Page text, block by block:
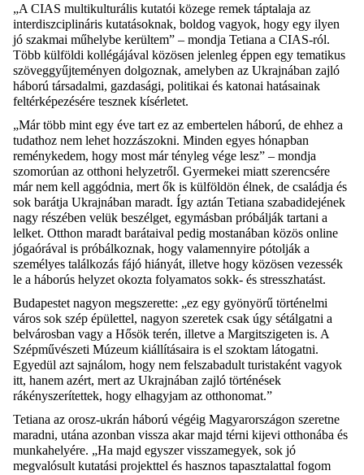
„A CIAS multikulturális kutatói közege remek táptalaja az
interdiszciplináris kutatásoknak, boldog vagyok, hogy egy ilyen
jó szakmai műhelybe kerültem” – mondja Tetiana a CIAS-ról.
Több külföldi kollégájával közösen jelenleg éppen egy tematikus
szöveggyűjteményen dolgoznak, amelyben az Ukrajnában zajló
háború társadalmi, gazdasági, politikai és katonai hatásainak
feltérképezésére tesznek kísérletet.
„Már több mint egy éve tart ez az embertelen háború, de ehhez a
tudathoz nem lehet hozzászokni. Minden egyes hónapban
reménykedem, hogy most már tényleg vége lesz” – mondja
szomorúan az otthoni helyzetről. Gyermekei miatt szerencsére
már nem kell aggódnia, mert ők is külföldön élnek, de családja és
sok barátja Ukrajnában maradt. Így aztán Tetiana szabadidejének
nagy részében velük beszélget, egymásban próbálják tartani a
lelket. Otthon maradt barátaival pedig mostanában közös online
jógaórával is próbálkoznak, hogy valamennyire pótolják a
személyes találkozás fájó hiányát, illetve hogy közösen vezessék
le a háborús helyzet okozta folyamatos sokk- és stresszhatást.
Budapestet nagyon megszerette: „ez egy gyönyörű történelmi
város sok szép épülettel, nagyon szeretek csak úgy sétálgatni a
belvárosban vagy a Hősök terén, illetve a Margitszigeten is. A
Szépművészeti Múzeum kiállításaira is el szoktam látogatni.
Egyedül azt sajnálom, hogy nem felszabadult turistaként vagyok
itt, hanem azért, mert az Ukrajnában zajló történések
rákényszerítettek, hogy elhagyjam az otthonomat.”
Tetiana az orosz-ukrán háború végéig Magyarországon szeretne
maradni, utána azonban vissza akar majd térni kijevi otthonába és
munkahelyére. „Ha majd egyszer visszamegyek, sok jó
megvalósult kutatási projekttel és hasznos tapasztalattal fogom